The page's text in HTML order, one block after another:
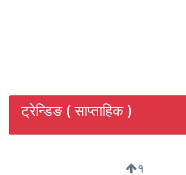
ट्रेन्डिङ ( साप्ताहिक )
१